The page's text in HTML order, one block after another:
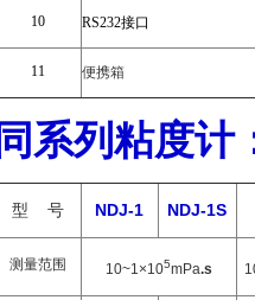
10 RS232接口
11 便携箱
同系列粘度计
型 号 NDJ-1 NDJ-1S
测量范围 10~1×105mPa.s